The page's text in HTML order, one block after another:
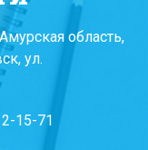
область,
ул.
15-71